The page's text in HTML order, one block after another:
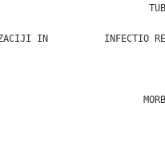
IN          INFECTIO